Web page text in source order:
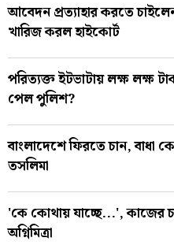
আবেদন প্রত্যাহার করতে
খারিজ করল হাইকোর্ট
পরিত্যক্ত ইটভাটায় লক্ষ লক্ষ
পেল পুলিশ?
বাংলাদেশে ফিরতে চান, বাধা
তসলিমা
'কে কোথায় যাচ্ছে...', কাজের
অগ্নিমিত্রা